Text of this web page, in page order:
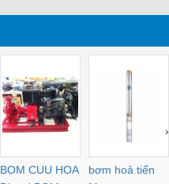
BOM CUU HOA
bơm hoả tiển
›